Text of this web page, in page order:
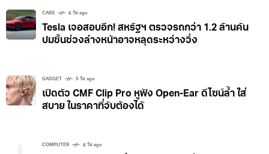
CARS 6 วัน ago
Tesla เจอสอบอีก! สหรัฐฯ ตรวจรถกว่า 1.2 ล้านคัน
ปมชิ้นช่วงล่างหน้าอาจหลุดระหว่างวิ่ง
GADGET 5 วัน ago
เปิดตัว CMF Clip Pro หูฟัง Open-Ear ดีไซน์ล้ำ ใส่
สบาย ในราคาที่จับต้องได้
COMPUTER 6 วัน ago